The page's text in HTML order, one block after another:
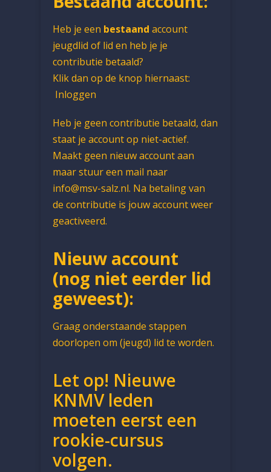
Heb je een bestaandaccount
jeugdlid of lid en heb je je
contributie betaald?
Klik dan op de knop hiernaast:
Inloggen
Heb je geen contributie betaald, dan
staat je account op niet-actief.
Maakt geen nieuw account aan
maar stuur een mail naar
info@msv-salz.nl. Na betaling van
de contributie is jouw account weer
geactiveerd.
Nieuw account
(nog niet eerder lid
geweest):
Graag onderstaande stappen
doorlopen om (jeugd) lid te worden.
Let op! Nieuwe
KNMV leden
moeten eerst een
rookie-cursus
volgen.